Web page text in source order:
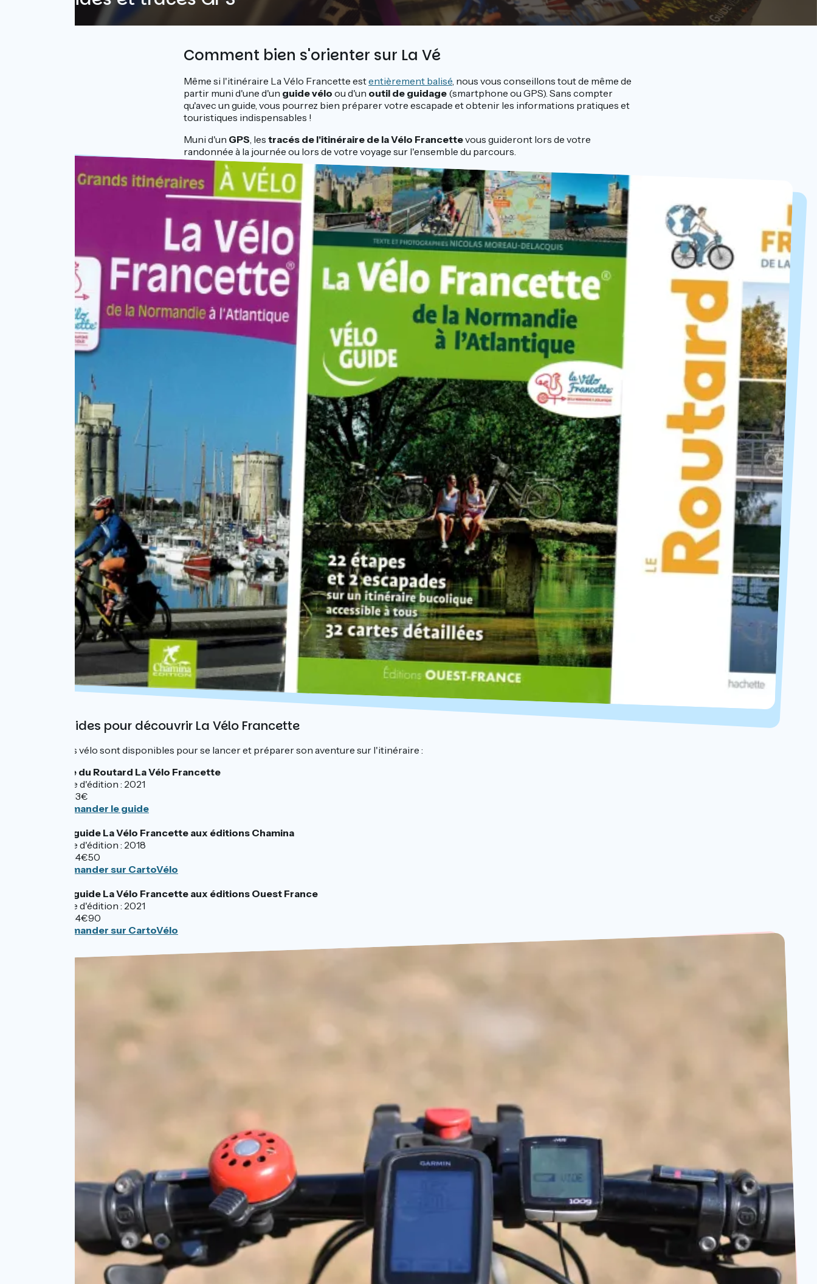
Comment bien s'orienter sur La Vé
Même si l'itinéraire La Vélo Francette estentièrement balisé, nous vous conseillons tout de même de
partir muni d'une d'un guide vélo ou d'un outil de guidage (smartphone ou GPS). Sans compter
qu'avec un guide, vous pourrez bien préparer votre escapade et obtenir les informations pratiques et
touristiques indispensables !
Muni d'un GPS, les tracés de l'itinéraire de la Vélo Francettevous guideront lors de votre
randonnée à la journée ou lors de votre voyage sur l'ensemble du parcours.
3 véloguides pour découvrir La Vélo Francette
Trois guides vélo sont disponibles pour se lancer et préparer son aventure sur l'itinéraire :
Guide du Routard La Vélo Francette
Année d'édition : 2021
Prix : 13€
Commander le guide
Topoguide La Vélo Francette aux éditions Chamina
Année d'édition : 2018
Prix : 14€50
Commander sur CartoVélo
Topoguide La Vélo Francette aux éditions Ouest France
Année d'édition : 2021
Prix : 14€90
Commander sur CartoVélo